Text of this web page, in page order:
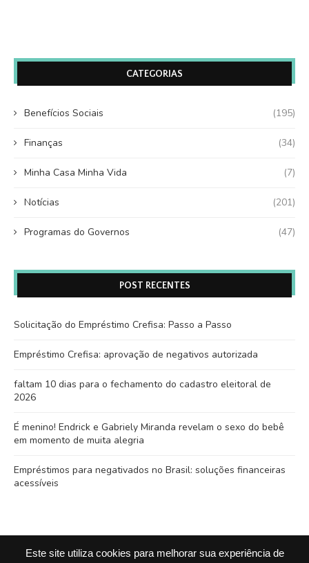
Este site utiliza cookies para melhorar sua experiência de
CATEGORIAS
Benefícios Sociais (195)
Finanças (34)
Minha Casa Minha Vida (7)
Notícias (201)
Programas do Governos (47)
POST RECENTES
Solicitação do Empréstimo Crefisa: Passo a Passo
Empréstimo Crefisa: aprovação de negativos autorizada
faltam 10 dias para o fechamento do cadastro eleitoral de
2026
É menino! Endrick e Gabriely Miranda revelam o sexo do bebê
em momento de muita alegria
Empréstimos para negativados no Brasil: soluções financeiras
acessíveis